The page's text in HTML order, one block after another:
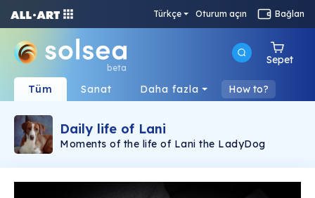
Türkçe Oturum açın Bağlan
beta
Sepet
Tüm Sanat Daha fazla How to?
Daily life of Lani
Moments of the life of Lani the LadyDog